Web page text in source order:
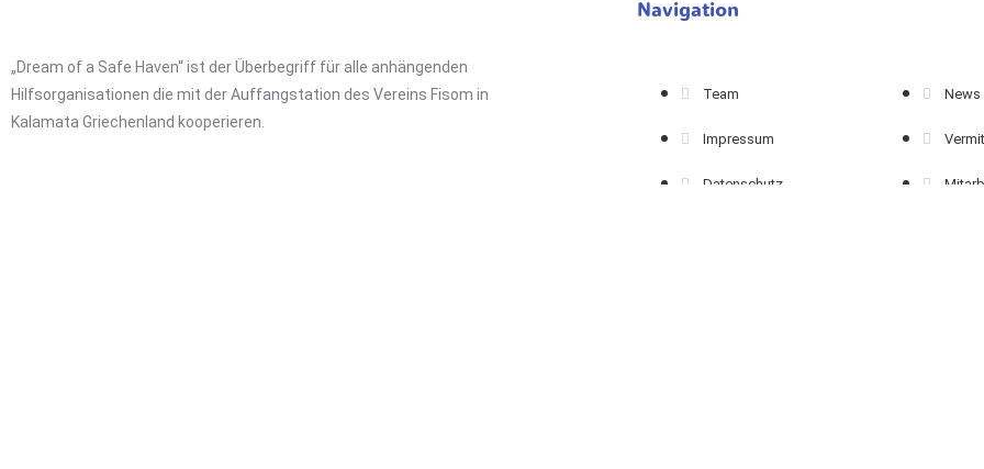
„Dream of a Safe Haven“ ist der Überbegriff für alle anhängenden
Hilfsorganisationen die mit der Auffangstation des Vereins Fisom in
Kalamata Griechenland kooperieren.
Navigation
Team
Impressum
Datenschutz
News